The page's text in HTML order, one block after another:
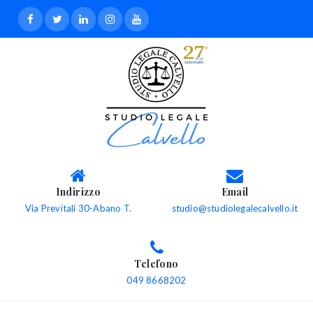
Indirizzo
Via Previtali 30-Abano T.
Email
studio@studiolegalecalvello.it
Telefono
049 8668202